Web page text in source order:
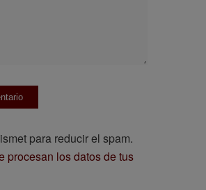
para reducir el spam.
procesan los datos de tus